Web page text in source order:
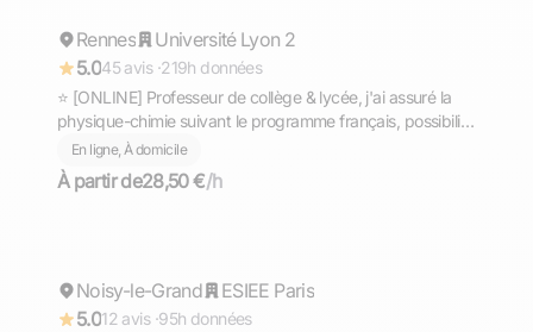
Répond rapidement
Rennes
Université Lyon 2
5.045 avis ·219h données
⭐ [ONLINE] Professeur de collège & lycée, j'ai assuré la
physique-chimie suivant le programme français, possibilité
d'aborder d'autres matières.
En ligne, À domicile
À partir de28,50 €/h
Répond rapidement
Noisy-le-Grand
ESIEE Paris
5.012 avis ·95h données